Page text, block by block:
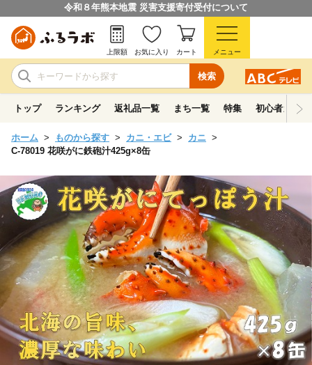
令和８年熊本地震 災害支援寄付受付について
検索
上限額 お気に入り カート メニュー
トップ ランキング 返礼品一覧 まち一覧 特集 初心者ガイド
ホーム ものから探す カニ・エビ
カニ
C-78019 花咲がに鉄砲汁425g×8缶